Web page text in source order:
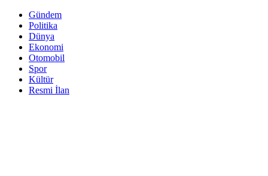
Gündem
Politika
Dünya
Ekonomi
Otomobil
Spor
Kültür
Resmi İlan